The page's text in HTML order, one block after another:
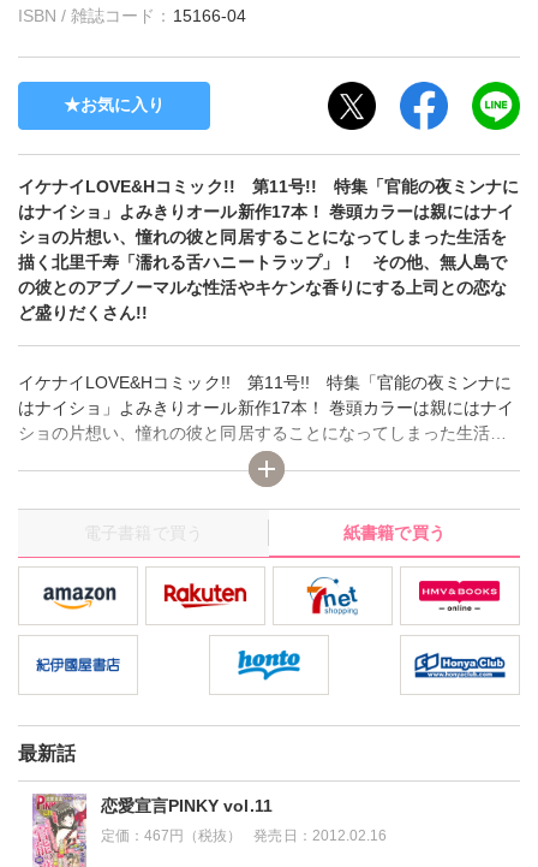
ISBN / 雑誌コード： 15166-04
お気に入り
イケナイLOVE&Hコミック!! 第11号!! 特集「官能の夜ミンナに
はナイショ」よみきりオール新作17本！ 巻頭カラーは親にはナイ
ショの片想い、憧れの彼と同居することになってしまった生活を
描く北里千寿「濡れる舌ハニートラップ」！ その他、無人島で
の彼とのアブノーマルな性活やキケンな香りにする上司との恋な
ど盛りだくさん!!
イケナイLOVE&Hコミック!! 第11号!! 特集「官能の夜ミンナに
はナイショ」よみきりオール新作17本！ 巻頭カラーは親にはナイ
ショの片想い、憧れの彼と同居することになってしまった生活を
描く北里千寿「濡れる舌ハニートラップ」！ その他、無人島で
の彼とのアブノーマルな性活やキケンな香りにする上司との恋な
ど盛りだくさん!!
電子書籍で買う
紙書籍で買う
最新話
恋愛宣言PINKY vol.11
定価：467円（税抜） 発売日： 2012.02.16